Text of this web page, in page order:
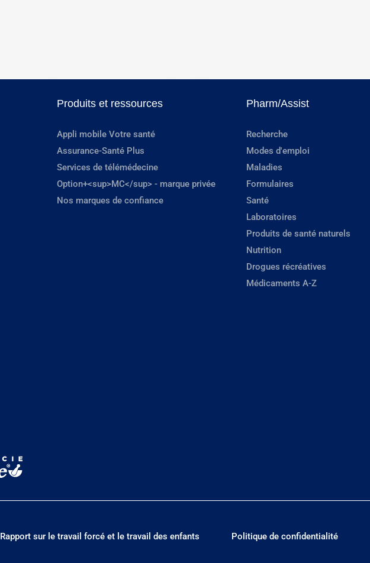
Produits et ressources
Appli mobile Votre santé
Assurance-Santé Plus
Services de télémédecine
Option+<sup>MC</sup> - marque privée
Nos marques de confiance
Pharm/Assist
Recherche
Modes d'emploi
Maladies
Formulaires
Santé
Laboratoires
Produits de santé naturels
Nutrition
Drogues récréatives
Médicaments A-Z
Rapport sur le travail forcé et le travail des enfants
Politique de confidentialité